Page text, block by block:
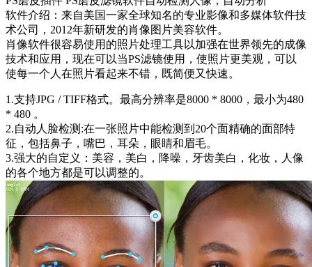
软件介绍：来自美国一家全球知名的专业影像和多媒体软件技
术公司，2012年新研发的肖像图片美容软件。
肖像软件很容易使用的照片处理工具以加强在世界领先的成像
技术和应用，现在可以当PS滤镜使用，使照片更美观，可以
使每一个人在照片看起来不错，既简便又快速。
1.支持JPG / TIFF格式。最高分辨率是8000 * 8000，最小为480
* 480 。
2.自动人脸检测:在一张照片中能检测到20个面精确的面部特
征，包括鼻子，嘴巴，耳朵，眼睛和眉毛。
3.强大的自定义：美容，美白，降噪，牙齿美白，化妆，人像
的各个地方都是可以调整的。